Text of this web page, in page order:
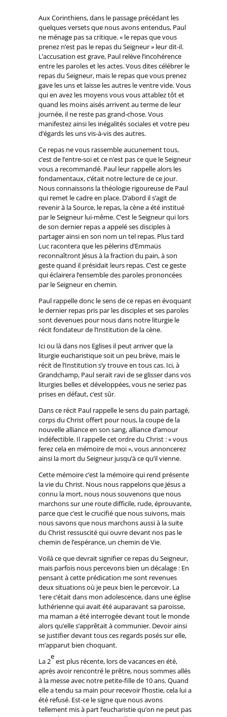
Aux Corinthiens, dans le passage précédant les
quelques versets que nous avons entendus, Paul
ne ménage pas sa critique. « le repas que vous
prenez n’est pas le repas du Seigneur » leur dit-il.
L’accusation est grave, Paul relève l’incohérence
entre les paroles et les actes. Vous dites célébrer le
repas du Seigneur, mais le repas que vous prenez
gave les uns et laisse les autres le ventre vide. Vous
qui en avez les moyens vous vous attablez tôt et
quand les moins aisés arrivent au terme de leur
journée, il ne reste pas grand-chose. Vous
manifestez ainsi les inégalités sociales et votre peu
d’égards les uns vis-à-vis des autres.
Ce repas ne vous rassemble aucunement tous,
c’est de l’entre-soi et ce n’est pas ce que le Seigneur
vous a recommandé. Paul leur rappelle alors les
fondamentaux, c’était notre lecture de ce jour.
Nous connaissons la théologie rigoureuse de Paul
qui remet le cadre en place. D’abord il s’agit de
revenir à la Source, le repas, la cène a été institué
par le Seigneur lui-même. C’est le Seigneur qui lors
de son dernier repas a appelé ses disciples à
partager ainsi en son nom un tel repas. Plus tard
Luc racontera que les pèlerins d’Emmaüs
reconnaîtront Jésus à la fraction du pain, à son
geste quand il présidait leurs repas. C’est ce geste
qui éclairera l’ensemble des paroles prononcées
par le Seigneur en chemin.
Paul rappelle donc le sens de ce repas en évoquant
le dernier repas pris par les disciples et ses paroles
sont devenues pour nous dans notre liturgie le
récit fondateur de l’Institution de la cène.
Ici ou là dans nos Eglises il peut arriver que la
liturgie eucharistique soit un peu brève, mais le
récit de l’Institution s’y trouve en tous cas. Ici, à
Grandchamp, Paul serait ravi de se glisser dans vos
liturgies belles et développées, vous ne seriez pas
prises en défaut, c’est sûr.
Dans ce récit Paul rappelle le sens du pain partagé,
corps du Christ offert pour nous, la coupe de la
nouvelle alliance en son sang, alliance d’amour
indéfectible. Il rappelle cet ordre du Christ : « vous
ferez cela en mémoire de moi », vous annoncerez
ainsi la mort du Seigneur jusqu’à ce qu’il vienne.
Cette mémoire c’est la mémoire qui rend présente
la vie du Christ. Nous nous rappelons que Jésus a
connu la mort, nous nous souvenons que nous
marchons sur une route difficile, rude, éprouvante,
parce que c’est le crucifié que nous suivons, mais
nous savons que nous marchons aussi à la suite
du Christ ressuscité qui ouvre devant nos pas le
chemin de l’espérance, un chemin de Vie.
Voilà ce que devrait signifier ce repas du Seigneur,
mais parfois nous percevons bien un décalage : En
pensant à cette prédication me sont revenues
deux situations où je peux bien le percevoir. La
1ere c’était dans mon adolescence, dans une église
luthérienne qui avait été auparavant sa paroisse,
ma maman a été interrogée devant tout le monde
alors qu’elle s’apprêtait à communier. Devoir ainsi
se justifier devant tous ces regards posés sur elle,
m’apparut bien choquant.
La 2
e
est plus récente, lors de vacances en été,
après avoir rencontré le prêtre, nous sommes allés
à la messe avec notre petite-fille de 10 ans. Quand
elle a tendu sa main pour recevoir l’hostie, cela lui a
été refusé. Est-ce le signe que nous avons
tellement mis à part l’eucharistie qu’on ne peut pas